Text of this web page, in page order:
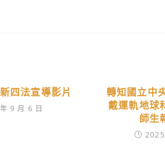
四法宣導影片
9 月 6 日
轉知國立中
戴運軌地球
師生